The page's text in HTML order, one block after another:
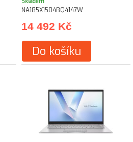
NA185X1504BQ4147W
14 492 Kč
Do košíku